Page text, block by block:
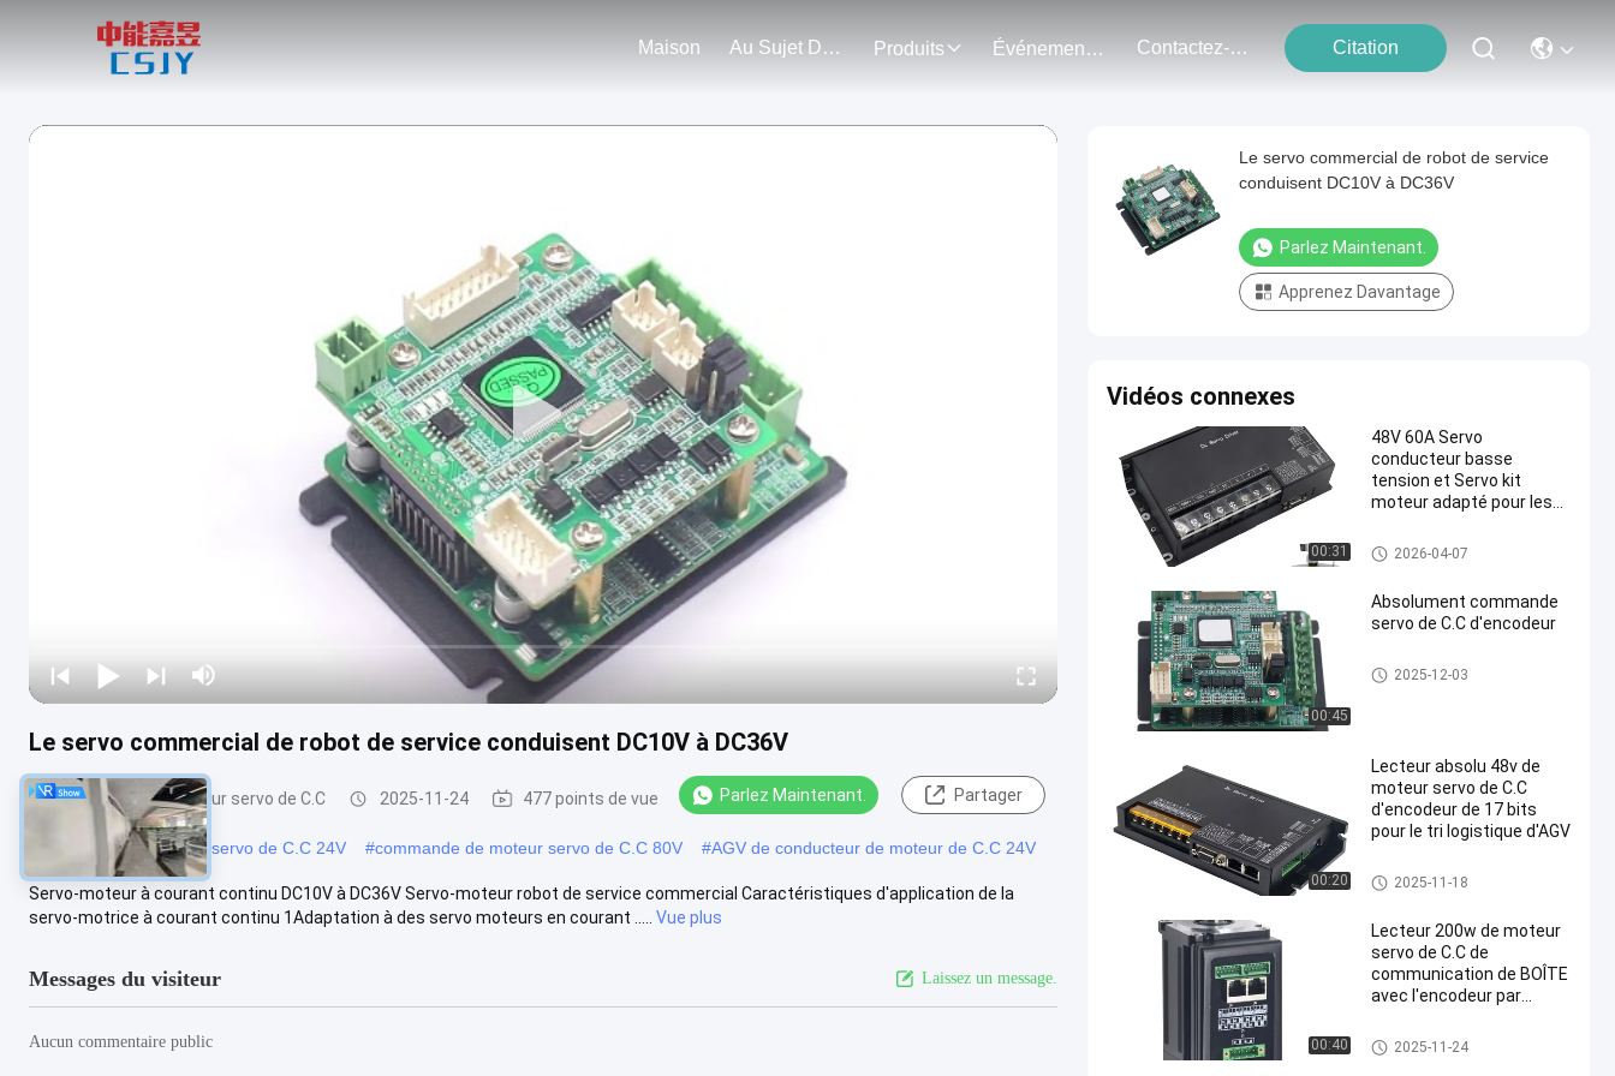
Maison Au Sujet De Nous Produits Événements Contactez-Nous Citation
Le servo commercial de robot de service conduisent DC10V à DC36V
Commande de moteur servo de C.C 2025-11-24 477 points de vue Parlez Maintenant. Partager
commande de moteur servo de C.C 24V #commande de moteur servo de C.C 80V #AGV de conducteur de moteur de C.C 24V
Servo-moteur à courant continu DC10V à DC36V Servo-moteur robot de service commercial Caractéristiques d'application de la
servo-motrice à courant continu 1Adaptation à des servo moteurs en courant .....
Vue plus
Messages du visiteur Laissez un message.
Aucun commentaire public
Le servo commercial de robot de service
conduisent DC10V à DC36V
Parlez Maintenant.
Apprenez Davantage
Vidéos connexes
00:31
48V 60A Servo
conducteur basse
tension et Servo kit
moteur adapté pour les
Commande de moteur servo d
e C.C
2026-04-07
00:45
Absolument commande
servo de C.C d'encodeur
Commande servo de C.C
2025-12-03
00:20
Lecteur absolu 48v de
moteur servo de C.C
d'encodeur de 17 bits
pour le tri logistique d'AGV
Commande servo de C.C
2025-11-18
00:40
Lecteur 200w de moteur
servo de C.C de
communication de BOÎTE
avec l'encodeur par
Commande de moteur servo d
e C.C
2025-11-24